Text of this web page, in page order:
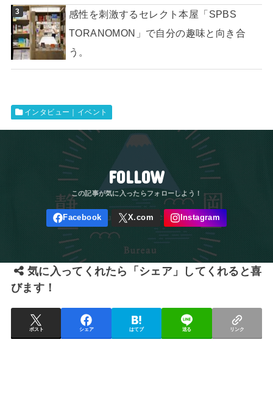
感性を刺激するセレクト本屋「SPBS
TORANOMON」で自分の趣味と向き合
う。
インタビュー｜イベント
FOLLOW
気に入ってくれたら「シェア」してくれると喜
びます！
ポスト シェア はてブ 送る リンク